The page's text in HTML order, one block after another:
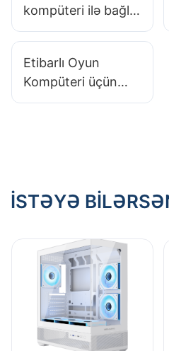
kompüteri ilə bağlı
problemləri necə
əlaqəli problemlər
Etibarlı Oyun
Kompüteri üçün
Populyar Marka
İSTƏYƏ